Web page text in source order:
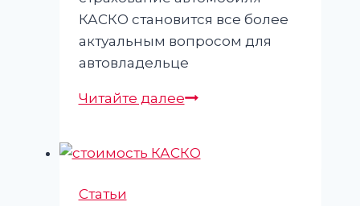
КАСКО становится все более
актуальным вопросом для
автовладельце
Читайте далееСтрахование
зачем
Статьи